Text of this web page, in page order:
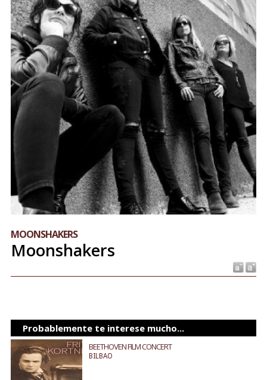
MOONSHAKERS
Moonshakers
Probablemente te interese mucho...
BEETHOVEN FILM CONCERT
BILBAO